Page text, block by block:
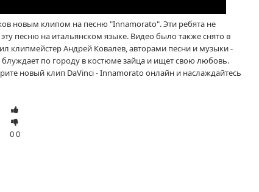
новым клипом на песню "Innamorato". Эти ребята не
песню на итальянском языке. Видео было также снято в
клипмейстер Андрей Ковалев, авторами песни и музыки -
по городу в костюме зайца и ищет свою любовь.
новый клип DaVinci - Innamorato онлайн и наслаждайтесь
00